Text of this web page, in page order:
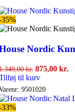
35%
Nordic
kr. Den
oprindelige
pris
var:
1.349,00
875,00 kr.
er:
til kurv
9501020
33%